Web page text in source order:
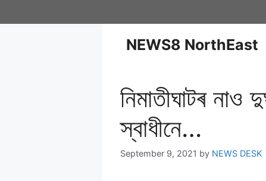
NEWS8 NorthEast
নিমাতীঘাটৰ
স্বাধীনে…
September 9, 2021 by NEWS DESK